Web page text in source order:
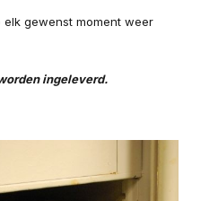
gewenst moment weer
ingeleverd.